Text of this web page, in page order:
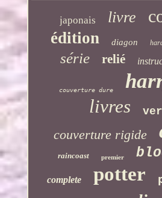
japonais livre
édition diagon
série relié
couverture dure
livres
couverture rigide
raincoast premier
complete potter